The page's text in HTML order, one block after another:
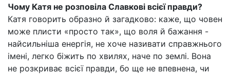
Чому Катя не розповіла Славкові всієї правди?
Катя говорить образно й загадково: каже, що човен
може плисти «просто так», що воля й бажання -
найсильніша енергія, не хоче називати справжнього
імені, легко біжить по хвилях, наче по землі. Вона
не розкриває всієї правди, бо ще не впевнена, чи